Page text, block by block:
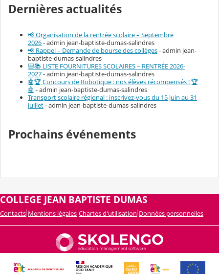
Dernières actualités
📢 Organisation de la rentrée scolaire – Septembre
2026- admin jean-baptiste-dumas-salindres
📢 Rappel – Demande de bourse des collèges- admin jean-
baptiste-dumas-salindres
🎒📚 LISTE FOURNITURES SCOLAIRES – RENTRÉE 2026-
2027- admin jean-baptiste-dumas-salindres
🤖🏆 Concours de Robotique : nos élèves récompensés ! 🏆
🤖 - admin jean-baptiste-dumas-salindres
Transport scolaire régional : inscrivez-vous du 15 juin au 31
juillet- admin jean-baptiste-dumas-salindres
Prochains événements
COLLEGE JEAN BAPTISTE DUMAS
Contacts Mentions légales Chartes d'utilisation Données personnelles